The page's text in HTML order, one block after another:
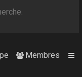
Membres